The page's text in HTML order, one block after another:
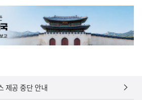
제공 중단 안내